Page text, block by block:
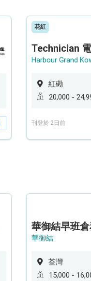
花紅
紅磡
20,000 -
刊登於 2日前
華御結
荃灣
15,000 -